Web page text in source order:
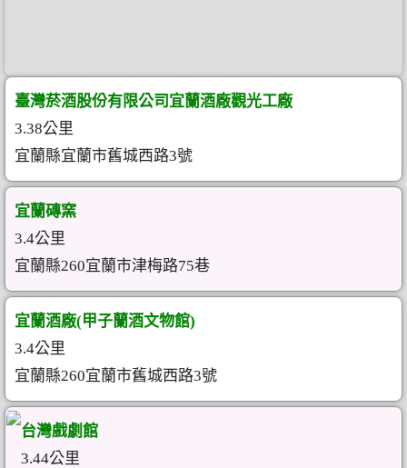
臺灣菸酒股份有限公司宜蘭酒廠觀光工廠
3.38公里
宜蘭縣宜蘭市舊城西路3號
宜蘭磚窯
3.4公里
宜蘭縣260宜蘭市津梅路75巷
宜蘭酒廠(甲子蘭酒文物館)
3.4公里
宜蘭縣260宜蘭市舊城西路3號
台灣戲劇館
3.44公里